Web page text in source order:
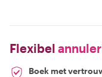
Flexibel
Boek met